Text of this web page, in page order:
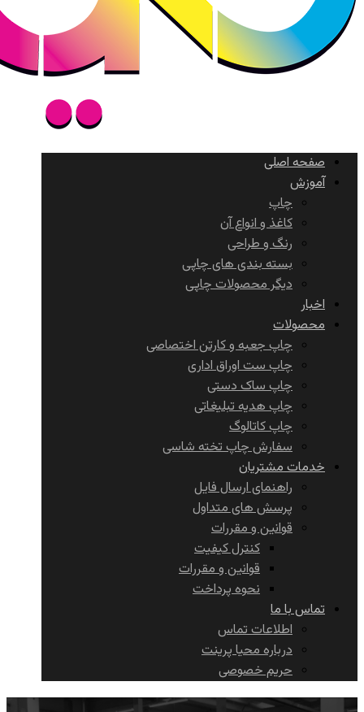
صفحه اصلی
آموزش
چاپ
کاغذ و انواع آن
رنگ و طراحی
بسته بندی های چاپی
دیگر محصولات چاپی
اخبار
محصولات
چاپ جعبه و کارتن اختصاصی
چاپ ست اوراق اداری
چاپ ساک دستی
چاپ هدیه تبلیغاتی
چاپ کاتالوگ
سفارش چاپ تخته شاسی
خدمات مشتریان
راهنمای ارسال فایل
پرسش های متداول
قوانین و مقررات
کنترل کیفیت
قوانین و مقررات
نحوه پرداخت
تماس با ما
اطلاعات تماس
درباره محیا پرینت
حریم خصوصی